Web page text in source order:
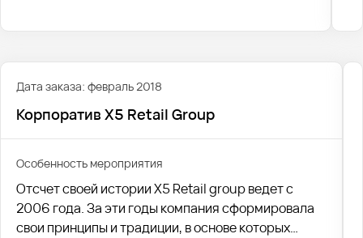
Дата заказа: февраль 2018
Корпоратив X5 Retail Group
Особенность мероприятия
Отсчет своей истории X5 Retail group ведет с
2006 года. За эти годы компания сформировала
свои принципы и традиции, в основе которых